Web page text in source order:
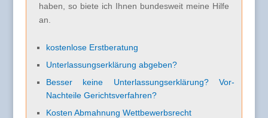
haben, so biete ich Ihnen bundesweit meine Hilfe
an.
kostenlose Erstberatung
Unterlassungserklärung abgeben?
Besser keine Unterlassungserklärung? Vor-
Nachteile Gerichtsverfahren?
Kosten Abmahnung Wettbewerbsrecht